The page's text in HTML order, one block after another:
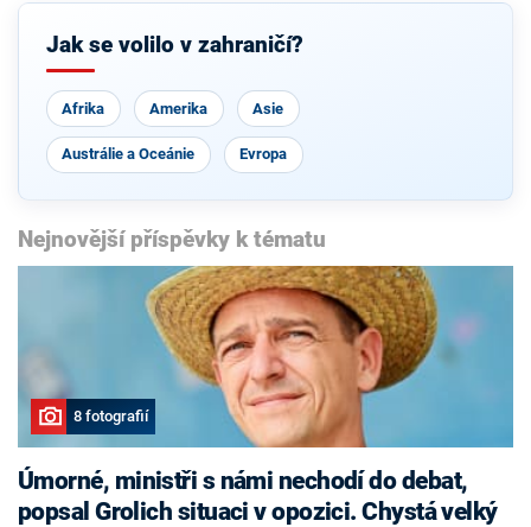
Jak se volilo v zahraničí?
Afrika Amerika Asie
Austrálie a Oceánie Evropa
Nejnovější příspěvky k tématu
8 fotografií
Úmorné, ministři s námi nechodí do debat,
popsal Grolich situaci v opozici. Chystá velký